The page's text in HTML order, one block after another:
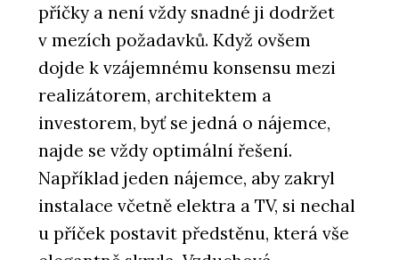
příčky a není vždy snadné ji dodržet
v mezích požadavků. Když ovšem
dojde k vzájemnému konsensu mezi
realizátorem, architektem a
investorem, byť se jedná o nájemce,
najde se vždy optimální řešení.
Například jeden nájemce, aby zakryl
instalace včetně elektra a TV, si nechal
u příček postavit předstěnu, která vše